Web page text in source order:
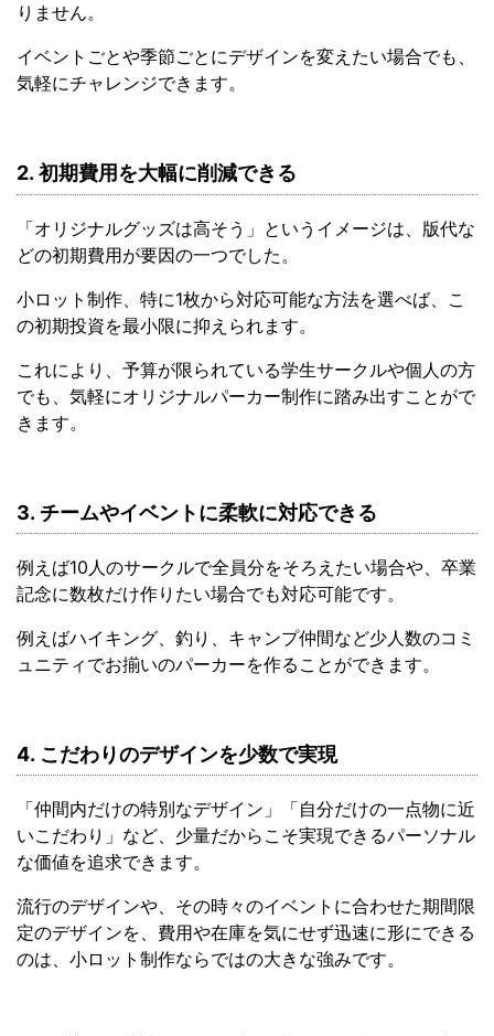
りません。
イベントごとや季節ごとにデザインを変えたい場合でも、
気軽にチャレンジできます。
2. 初期費用を大幅に削減できる
「オリジナルグッズは高そう」というイメージは、版代な
どの初期費用が要因の一つでした。
小ロット制作、特に1枚から対応可能な方法を選べば、こ
の初期投資を最小限に抑えられます。
これにより、予算が限られている学生サークルや個人の方
でも、気軽にオリジナルパーカー制作に踏み出すことがで
きます。
3. チームやイベントに柔軟に対応できる
例えば10人のサークルで全員分をそろえたい場合や、卒業
記念に数枚だけ作りたい場合でも対応可能です。
例えばハイキング、釣り、キャンプ仲間など少人数のコミ
ュニティでお揃いのパーカーを作ることができます。
4. こだわりのデザインを少数で実現
「仲間内だけの特別なデザイン」「自分だけの一点物に近
いこだわり」など、少量だからこそ実現できるパーソナル
な価値を追求できます。
流行のデザインや、その時々のイベントに合わせた期間限
定のデザインを、費用や在庫を気にせず迅速に形にできる
のは、小ロット制作ならではの大きな強みです。